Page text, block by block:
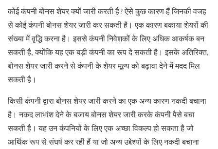
कोई कंपनी बोनस शेयर क्यों जारी करती है? ऐसे कुछ कारण हैं जिनकी वजह
से कोई कंपनी बोनस शेयर जारी कर सकती है। एक कारण बकाया शेयरों की
संख्या में वृद्धि करना है। इससे कंपनी निवेशकों के लिए अधिक आकर्षक बन
सकती है, क्योंकि यह एक बड़ी कंपनी का रूप दे सकती है। इसके अतिरिक्त,
बोनस शेयर जारी करने से कंपनी के शेयर मूल्य को बढ़ावा देने में मदद मिल
सकती है।
किसी कंपनी द्वारा बोनस शेयर जारी करने का एक अन्य कारण नकदी बचाना
है। नकद लाभांश देने के बजाय बोनस शेयर जारी करके कंपनी पैसे बचा
सकती है। यह उन कंपनियों के लिए एक अच्छा विकल्प हो सकता है जो
आर्थिक रूप से संघर्ष कर रही हैं या जो अन्य उद्देश्यों के लिए नकदी बचाना